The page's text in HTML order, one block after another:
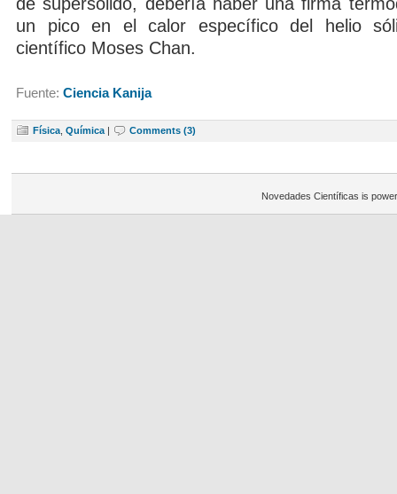
un pico en el calor específico del helio
científico Moses Chan.
Fuente: Ciencia Kanija
Física Química | Comments (3)
Novedades Científicas is